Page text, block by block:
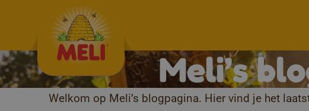
Archives:Blog Meli’s
Welkom op Meli’s blogpagina. Hier vind je het